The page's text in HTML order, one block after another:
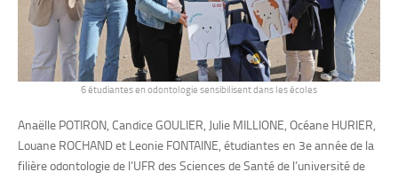
6 étudiantes en odontologie sensibilisent dans les écoles
Anaëlle POTIRON, Candice GOULIER, Julie MILLIONE, Océane HURIER,
Louane ROCHAND et Leonie FONTAINE, étudiantes en 3e année de la
filière odontologie de l’UFR des Sciences de Santéde l’université de